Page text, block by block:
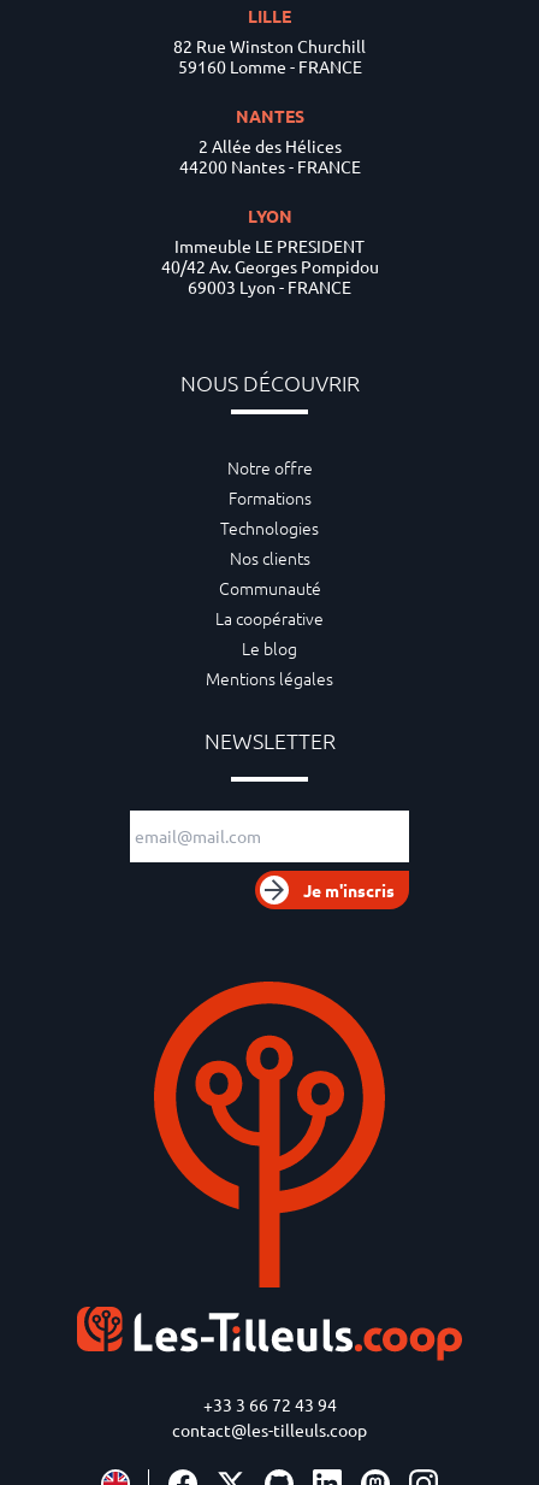
+33 3 66 72 43 94
contact@les-tilleuls.coop
LILLE
82 Rue Winston Churchill
59160 Lomme - FRANCE
NANTES
2 Allée des Hélices
44200 Nantes - FRANCE
LYON
Immeuble LE PRESIDENT
40/42 Av. Georges Pompidou
69003 Lyon - FRANCE
NOUS DÉCOUVRIR
Notre offre
Formations
Technologies
Nos clients
Communauté
La coopérative
Le blog
Mentions légales
NEWSLETTER
Adresse e-mail
Je m'inscris